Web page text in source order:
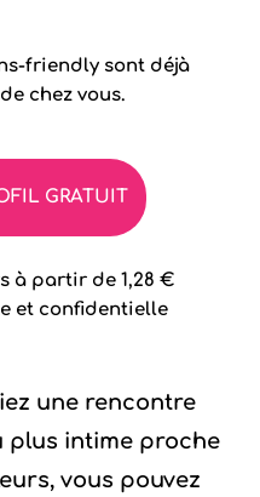
friendly sont déjà
chez vous.
GRATUIT
à partir de 1,28 €
et confidentielle
une rencontre
plus intime proche
vous pouvez